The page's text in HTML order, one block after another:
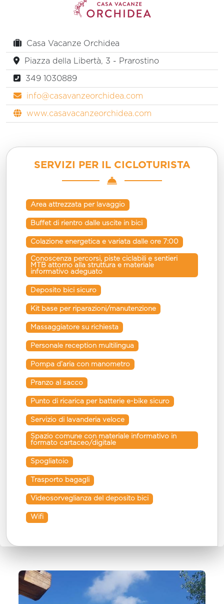
Casa Vacanze Orchidea
Piazza della Libertà, 3 - Prarostino
349 1030889
info@casavanzeorchidea.com
www.casavacanzeorchidea.com
SERVIZI PER IL CICLOTURISTA
Area attrezzata per lavaggio
Buffet di rientro dalle uscite in bici
Colazione energetica e variata dalle ore 7:00
Conoscenza percorsi, piste ciclabili e sentieri
MTB attorno alla struttura e materiale
informativo adeguato
Deposito bici sicuro
Kit base per riparazioni/manutenzione
Massaggiatore su richiesta
Personale reception multilingua
Pompa d’aria con manometro
Pranzo al sacco
Punto di ricarica per batterie e-bike sicuro
Servizio di lavanderia veloce
Spazio comune con materiale informativo in
formato cartaceo/digitale
Spogliatoio
Trasporto bagagli
Videosorveglianza del deposito bici
Wifi